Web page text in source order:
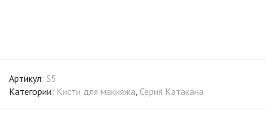
Артикул: S5
Категории: Кисти для макияжа Серия Катакана